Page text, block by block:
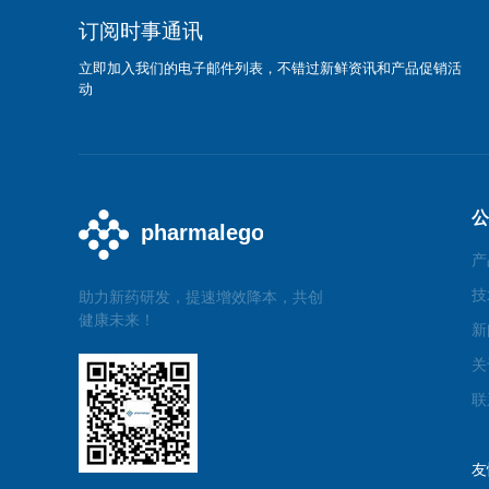
订阅时事通讯
立即加入我们的电子邮件列表，不错过新鲜资讯和产品促销活
动
助力新药研发，提速增效降本，共创
健康未来！